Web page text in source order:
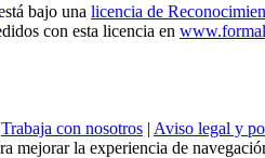
bajo una licencia de
con esta licencia en
Trabaja con nosotros | Aviso legal y
mejorar la experiencia de